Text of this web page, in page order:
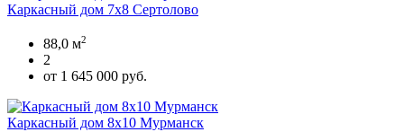
Каркасный дом 7х8 Сертолово
88,0 м2
2
от 1 645 000 руб.
Каркасный дом 8х10 Мурманск